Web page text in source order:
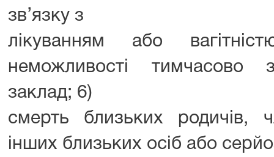
зв’язку з
лікуванням або
неможливості тимчасово
заклад; 6)
смерть близьких родичів,
інших близьких осіб або